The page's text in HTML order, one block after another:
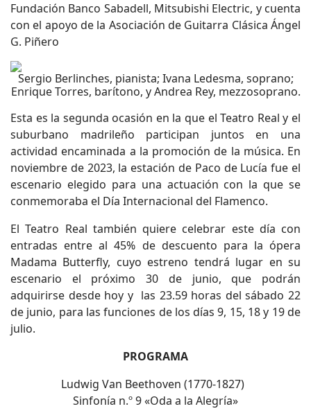
Fundación Banco Sabadell, Mitsubishi Electric, y cuenta
con el apoyo de la Asociación de Guitarra Clásica Ángel
G. Piñero
Sergio Berlinches, pianista; Ivana Ledesma, soprano;
Enrique Torres, barítono, y Andrea Rey, mezzosoprano.
Esta es la segunda ocasión en la que el Teatro Real y el
suburbano madrileño participan juntos en una
actividad encaminada a la promoción de la música. En
noviembre de 2023, la estación de Paco de Lucía fue el
escenario elegido para una actuación con la que se
conmemoraba el Día Internacional del Flamenco.
El Teatro Real también quiere celebrar este día con
entradas entre al 45% de descuento para la ópera
Madama Butterfly, cuyo estreno tendrá lugar en su
escenario el próximo 30 de junio, que podrán
adquirirse desde hoy y las 23.59 horas del sábado 22
de junio, para las funciones de los días 9, 15, 18 y 19 de
julio.
PROGRAMA
Ludwig Van Beethoven (1770-1827)
Sinfonía n.º 9 «Oda a la Alegría»